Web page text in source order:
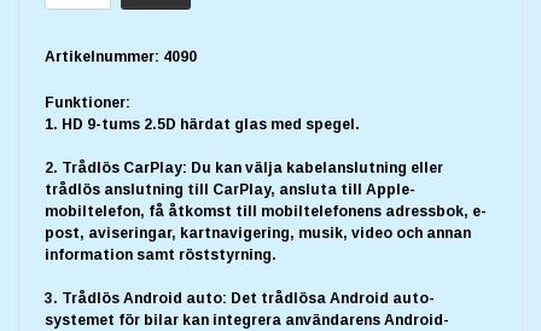
Artikelnummer: 4090
Funktioner:
1. HD 9-tums 2.5D härdat glas med spegel.
2. Trådlös CarPlay: Du kan välja kabelanslutning eller
trådlös anslutning till CarPlay, ansluta till Apple-
mobiltelefon, få åtkomst till mobiltelefonens adressbok, e-
post, aviseringar, kartnavigering, musik, video och annan
information samt röststyrning.
3. Trådlös Android auto: Det trådlösa Android auto-
systemet för bilar kan integrera användarens Android-